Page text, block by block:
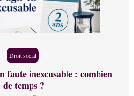
Droit social
faute inexcusable : combien
de temps ?